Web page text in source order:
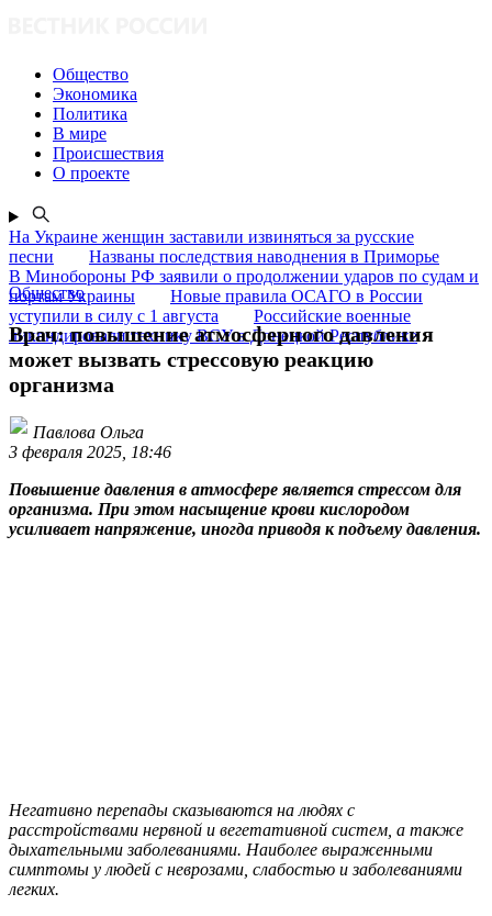
Общество
Экономика
Политика
В мире
Происшествия
О проекте
На Украине женщин заставили извиняться за русские
песни
Названы последствия наводнения в Приморье
В Минобороны РФ заявили о продолжении ударов по судам и
портам Украины
Новые правила ОСАГО в России
уступили в силу с 1 августа
Российские военные
ликвидировали технику ВСУ в Донецкой Республике
Общество
Врач: повышение атмосферного давления
может вызвать стрессовую реакцию
организма
Павлова Ольга
3 февраля 2025, 18:46
Повышение давления в атмосфере является стрессом для
организма. При этом насыщение крови кислородом
усиливает напряжение, иногда приводя к подъему давления.
Негативно перепады сказываются на людях с
расстройствами нервной и вегетативной систем, а также
дыхательными заболеваниями. Наиболее выраженными
симптомы у людей с неврозами, слабостью и заболеваниями
легких.